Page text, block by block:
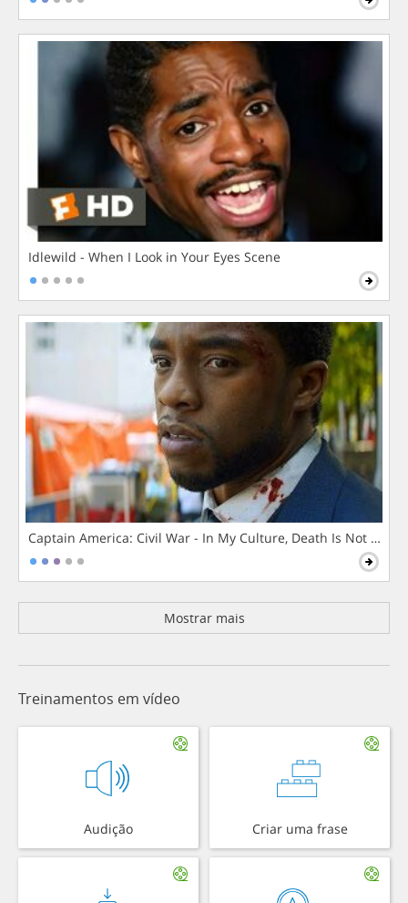
Idlewild - When I Look in Your Eyes Scene
Captain America: Civil War - In My Culture, Death Is Not The
Mostrar mais
Treinamentos em vídeo
Audição Criar uma frase